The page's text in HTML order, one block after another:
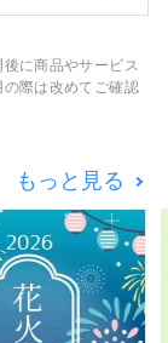
構成されてい
て参ります。
良いツアーや
に商品やサービス
際は改めてご確認
もっと見る